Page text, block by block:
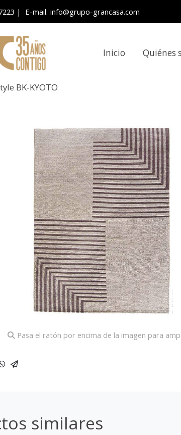
| E-mail: info@grupo-grancasa.com
Inicio Quiénes
BK-KYOTO
Pasa el ratón por encima de la imagen para
similares